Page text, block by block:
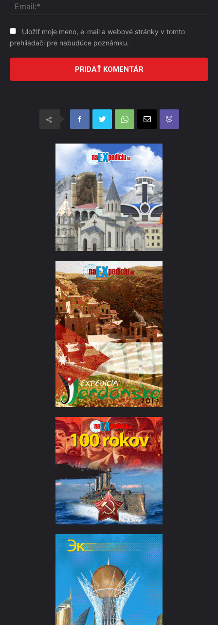
Uložiť moje meno, e-mail a webové stránky v tomto
prehliadači pre nabudúce poznámku.